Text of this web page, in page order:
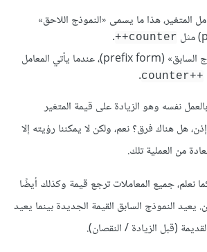
المتغير، هذا ما يسمى «النموذج اللاحق»
counter++
.
وبالمثل، «النموذج السابق» (prefix form)، عندما يأتي المعامل
++counter
.
نفسه وهو الزيادة على قيمة المتغير
1. إذن، هل هناك فرق؟ نعم، ولكن لا يمكننا رؤيته إلا
من العملية تلك.
نعلم، جميع المعاملات ترجع قيمة وكذلك أيضًا
يعيد النموذج السابق القيمة الجديدة بينما يعيد
(قبل الزيادة / النقصان).